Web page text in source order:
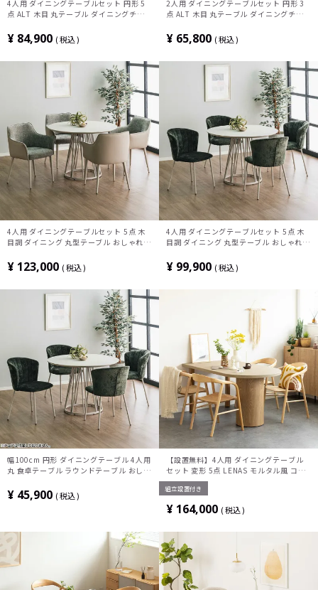
4人用 ダイニングテーブルセット 円形 5
点 ALT 木目 丸テーブル ダイニングチェ
れ ウッディモダン (幅100cm 食卓テーブ
ル×1 食卓椅子×4)
¥ 84,900 税込
2人用 ダイニングテーブルセット 円形 3
点 ALT 木目 丸テーブル ダイニングチェ
れ ウッディモダン (幅100cm 食卓テーブ
ル×1 食卓椅子×2)
¥ 65,800 税込
4人用 ダイニングテーブルセット 5点 木
目調 ダイニング 丸型テーブル おしゃれ
ジュ(幅100cm 丸テーブル×1 チェア
×4)
¥ 123,000 税込
4人用 ダイニングテーブルセット 5点 木
目調 ダイニング 丸型テーブル おしゃれ
(幅100cm 丸テーブル×1 チェア×4)
¥ 99,900 税込
幅100cm 円形 ダイニングテーブル 4人用
丸 食卓テーブル ラウンドテーブル おしゃ
モダン ナチュラル ホワイト
¥ 45,900 税込
【設置無料】4人用 ダイニングテーブル
セット 変形 5点 LENAS モルタル風 コン
クリート調 半円テーブル 北欧モダン 板座
ダイニングチェア おしゃれ (幅160cm 食
組立設置付き
¥ 164,000 税込